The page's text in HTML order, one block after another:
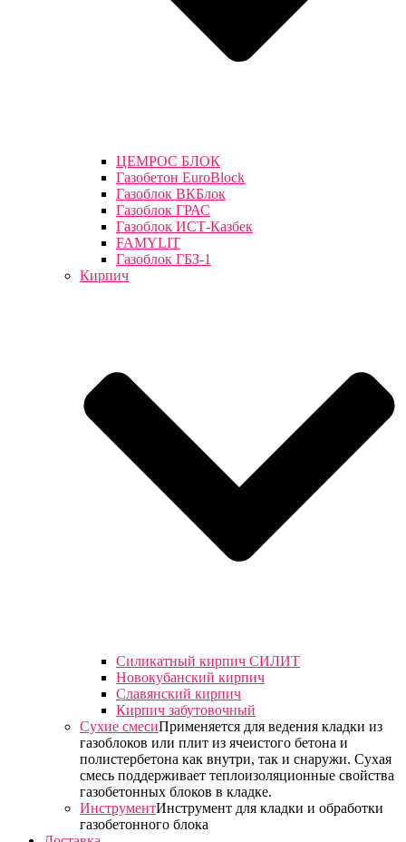
ЦЕМРОС БЛОК
Газобетон EuroBlock
Газоблок ВКБлок
Газоблок ГРАС
Газоблок ИСТ-Казбек
FAMYLIT
Газоблок ГБЗ-1
Кирпич
Силикатный кирпич СИЛИТ
Новокубанский кирпич
Славянский кирпич
Кирпич забутовочный
Сухие смесиПрименяется для ведения кладки из
газоблоков или плит из ячеистого бетона и
полистербетона как внутри, так и снаружи. Сухая
смесь поддерживает теплоизоляционные свойства
газобетонных блоков в кладке.
ИнструментИнструмент для кладки и обработки
газобетонного блока